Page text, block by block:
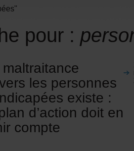
pour :
maltraitance
les personnes
existe :
d’action doit en
compte